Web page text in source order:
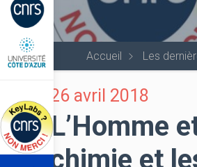
Accueil Les
26 avril 2018
L’Homme
chimie et